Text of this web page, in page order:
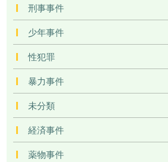
刑事事件
少年事件
性犯罪
暴力事件
未分類
経済事件
薬物事件